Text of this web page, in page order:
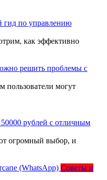
по управлению
как эффективно
решить проблемы с
пользователи могут
рублей с отличным
огромный выбор, и
Советы и